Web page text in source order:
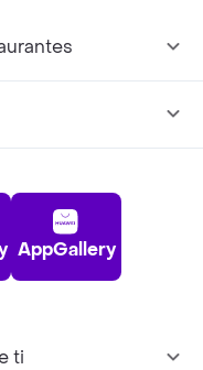
AppGallery
ti